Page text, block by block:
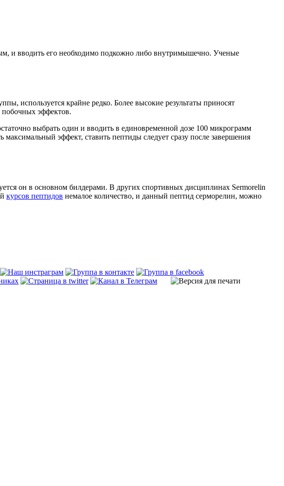
и вводить его необходимо подкожно либо внутримышечно. Ученые
используется крайне редко. Более высокие результаты приносят
побочных эффектов.
выбрать один и вводить в единовременной дозе 100 микрограмм
эффект, ставить пептиды следует сразу после завершения
он в основном билдерами. В других спортивных дисциплинах Sermorelin
курсов пептидов немалое количество, и данный пептид серморелин, можно